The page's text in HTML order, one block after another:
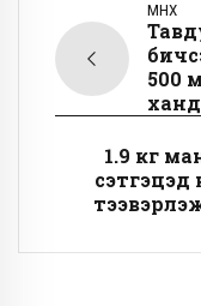
ӨМНӨХ
500
1.9 кг
сэтгэцэд